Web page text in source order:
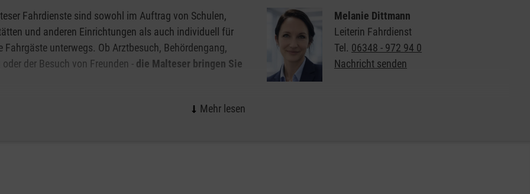
Fahrdienste sind sowohl im Auftrag von Schulen,
und anderen Einrichtungen als auch individuell für
Fahrgäste unterwegs. Ob Arztbesuch, Behördengang,
der Besuch von Freunden - die Malteser bringen Sie
freundliche und
mit hohem Komfort.
Melanie Dittmann
Leiterin Fahrdienst
Tel. 06348 - 972 94 0
Nachricht senden